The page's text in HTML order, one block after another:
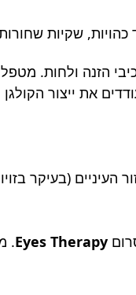
שקיות שחורות
הזנה ולחות.
את ייצור
(בעיקר
Eyes Therapy
.